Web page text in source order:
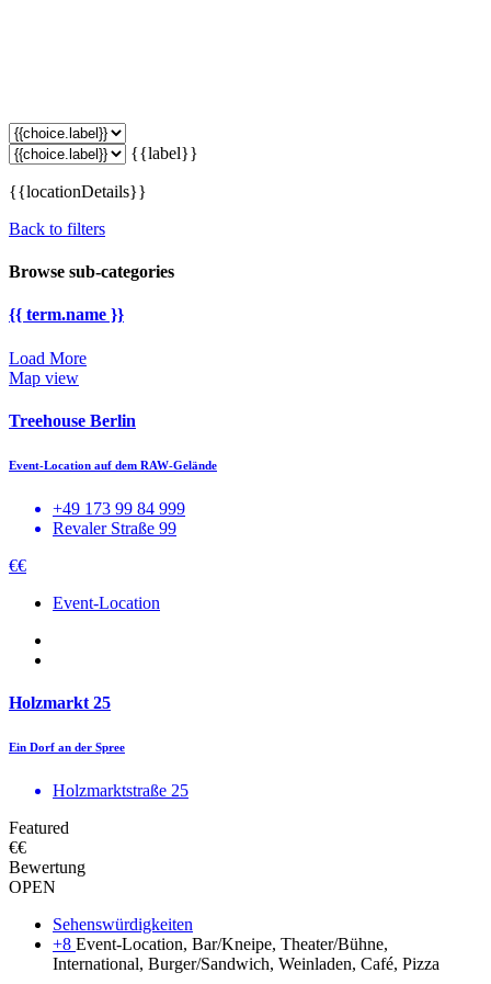
{{label}}
{{locationDetails}}
Back to filters
Browse sub-categories
{{ term.name }}
Load More
Map view
Treehouse Berlin
Event-Location auf dem RAW-Gelände
+49 173 99 84 999
Revaler Straße 99
€€
Event-Location
Holzmarkt 25
Ein Dorf an der Spree
Holzmarktstraße 25
Featured
€€
Bewertung
OPEN
Sehenswürdigkeiten
+8 Event-Location, Bar/Kneipe, Theater/Bühne,
International, Burger/Sandwich, Weinladen, Café, Pizza